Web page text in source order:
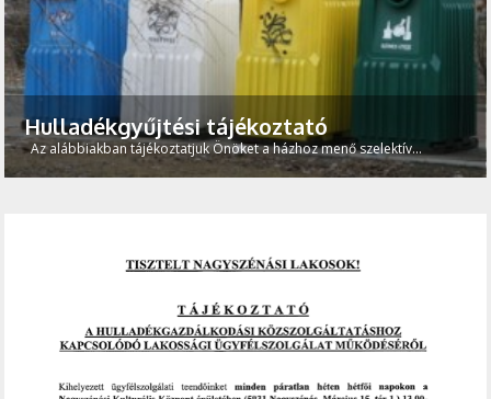
Hulladékgyűjtési tájékoztató
Az alábbiakban tájékoztatjuk Önöket a házhoz menő szelektív...